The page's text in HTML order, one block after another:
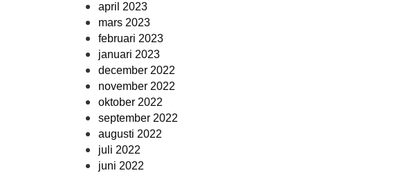
april 2023
mars 2023
februari 2023
januari 2023
december 2022
november 2022
oktober 2022
september 2022
augusti 2022
juli 2022
juni 2022